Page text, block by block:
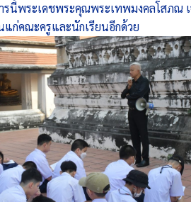
นี้พระเดชพระคุณพระเทพมงคลโสภณ เ
แก่คณะครูและนักเรียนอีกด้วย